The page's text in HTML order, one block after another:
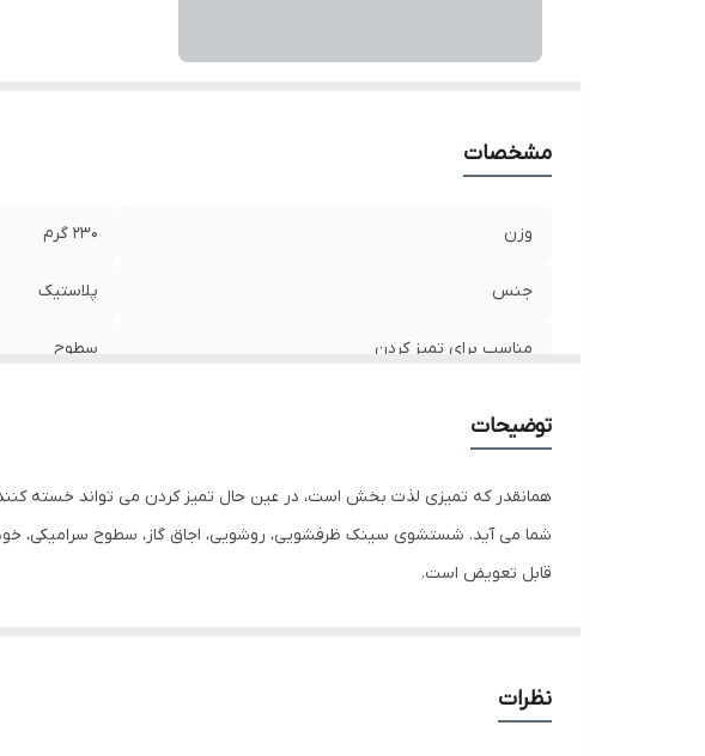
مشخصات
وزن 230 گرم
جنس پلاستیک
مناسب برای تمیز کردن سطوح
توضیحات
شما می آید. شستشوی سینک ظرفشویی، روشویی، اجاق گاز، سطوح سرامیکی،
قابل تعویض است.
نظرات